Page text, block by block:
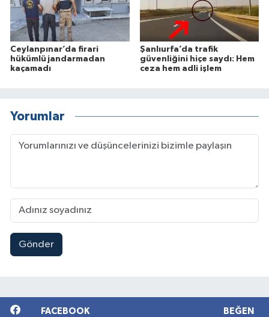
Ceylanpınar’da firari
hükümlü jandarmadan
kaçamadı
Şanlıurfa’da trafik
güvenliğini hiçe saydı: Hem
ceza hem adli işlem
Yorumlar
Gönder
FACEBOOK BEĞEN